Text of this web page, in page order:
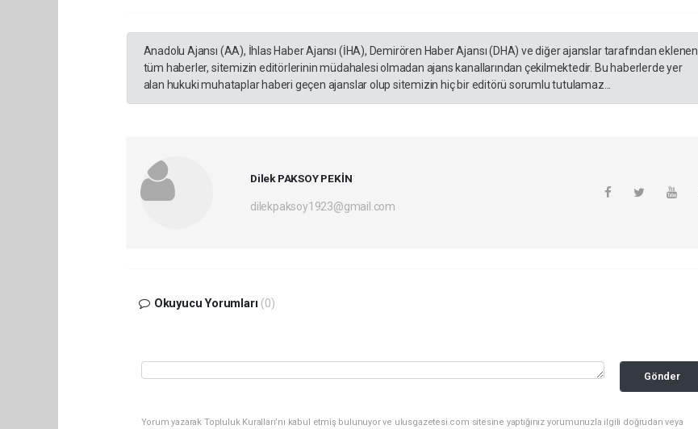
Anadolu Ajansı (AA), İhlas Haber Ajansı (İHA), Demirören Haber Ajansı (DHA) ve diğer ajanslar tarafından eklenen
tüm haberler, sitemizin editörlerinin müdahalesi olmadan ajans kanallarından çekilmektedir. Bu haberlerde yer
alan hukuki muhataplar haberi geçen ajanslar olup sitemizin hiç bir editörü sorumlu tutulamaz...
Dilek PAKSOY PEKİN
dilekpaksoy1923@gmail.com
Okuyucu Yorumları (0)
Gönder
Yorum yazarak Topluluk Kuralları’nı kabul etmiş bulunuyor ve ulusgazetesi.com sitesine yaptığınız yorumunuzla ilgili doğrudan veya